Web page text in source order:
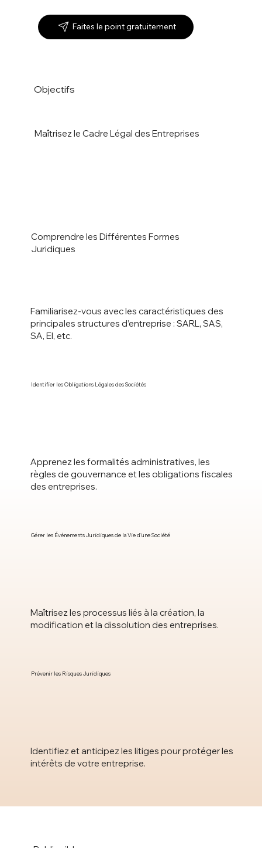
Faites le point gratuitement
Objectifs
Maîtrisez le Cadre Légal des Entreprises
Comprendre les Différentes Formes
Juridiques
Familiarisez-vous avec les caractéristiques des
principales structures d’entreprise : SARL, SAS,
SA, EI, etc.
Identifier les Obligations Légales des Sociétés
Apprenez les formalités administratives, les
règles de gouvernance et les obligations fiscales
des entreprises.
Gérer les Événements Juridiques de la Vie d’une Société
Maîtrisez les processus liés à la création, la
modification et la dissolution des entreprises.
Prévenir les Risques Juridiques
Identifiez et anticipez les litiges pour protéger les
intérêts de votre entreprise.